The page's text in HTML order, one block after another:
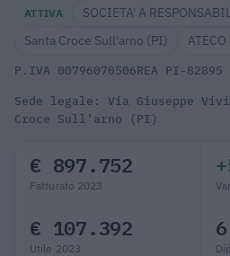
ATTIVA
SOCIETA' A
Santa Croce Sull'arno (PI)
P.IVA 00796070506REA PI-82895
Sede legale: Via Giuseppe
Croce Sull'arno (PI)
€ 897.752
Fatturato 2023
€ 107.392
Utile 2023
6